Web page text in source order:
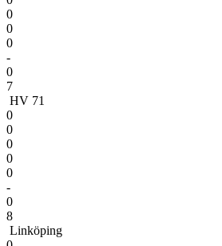
0
0
0
-
0
7
HV 71
0
0
0
0
0
-
0
8
Linköping